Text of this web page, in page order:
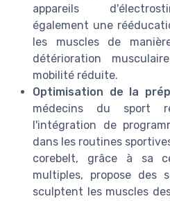
appareils
également une
les muscles de
détérioration
mobilité réduite.
Optimisation de la
médecins du sport
l'intégration de
dans les routines
corebelt, grâce à sa
multiples, propose des
sculptent les muscles